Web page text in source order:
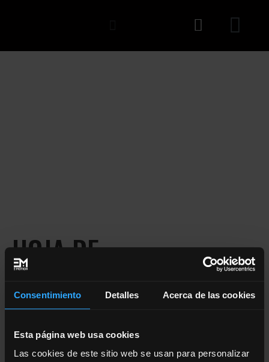
Consentimiento Detalles Acerca de las cookies
Esta página web usa cookies
Las cookies de este sitio web se usan para personalizar
HOJA DE
CUMPLIMIENTO